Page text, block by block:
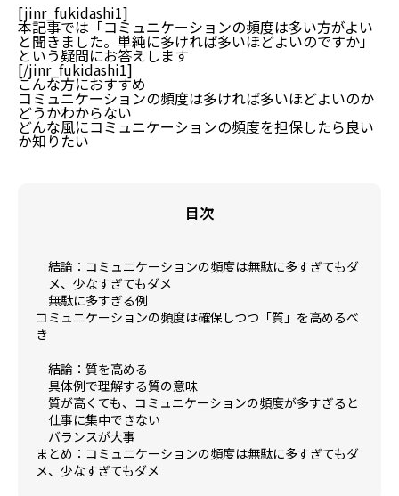
[jinr_fukidashi1]
本記事では「コミュニケーションの頻度は多い方がよい
と聞きました。単純に多ければ多いほどよいのですか」
という疑問にお答えします
[/jinr_fukidashi1]
こんな方におすすめ
コミュニケーションの頻度は多ければ多いほどよいのか
どうかわからない
どんな風にコミュニケーションの頻度を担保したら良い
か知りたい
目次
結論：コミュニケーションの頻度は無駄に多すぎてもダ
メ、少なすぎてもダメ
無駄に多すぎる例
コミュニケーションの頻度は確保しつつ「質」を高めるべ
き
結論：質を高める
具体例で理解する質の意味
質が高くても、コミュニケーションの頻度が多すぎると
仕事に集中できない
バランスが大事
まとめ：コミュニケーションの頻度は無駄に多すぎてもダ
メ、少なすぎてもダメ